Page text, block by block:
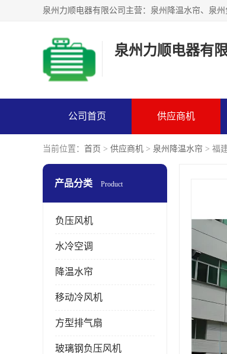
泉州力顺电器有
公司首页 供应商机
当前位置： 首页 > 供应商机 > 泉州降温水帘 > 福
产品分类 Product
负压风机
水冷空调
降温水帘
移动冷风机
方型排气扇
玻璃钢负压风机